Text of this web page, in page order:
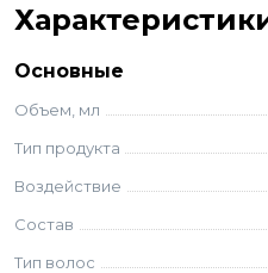
всей длине влажных волос
сухие пряди в качестве
внимание кончикам.
Состав
Cyclopentasiloxane,
(Fragrance), Caprylic/Capric
60725 (D&C VIOLET 2), CI
Основные
Объем, мл
Тип продукта
Воздействие
Состав
Тип волос